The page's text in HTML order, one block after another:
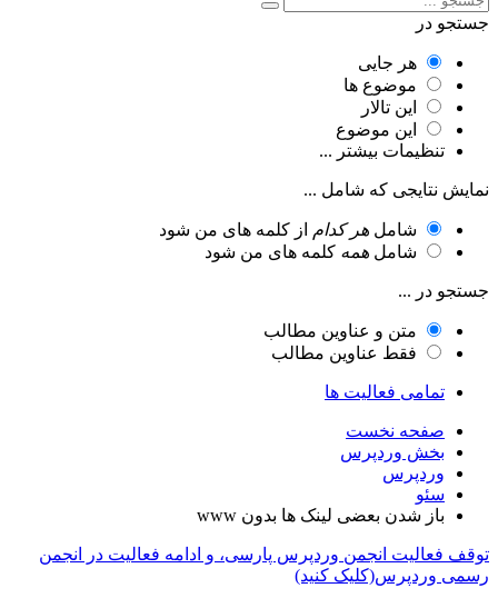
در
هر جایی
موضوع ها
این تالار
این موضوع
تنظیمات بیشتر ...
نتایجی که شامل ...
شاملهر کداماز کلمه های من شود
شاملهمهکلمه های من شود
در ...
متن و عناوین مطالب
فقط عناوین مطالب
تمامی فعالیت ها
صفحه نخست
بخش وردپرس
وردپرس
سئو
باز شدن بعضی لینک ها بدون www
فعالیت انجمن وردپرس پارسی، و ادامه فعالیت در انجمن
وردپرس(کلیک کنید)